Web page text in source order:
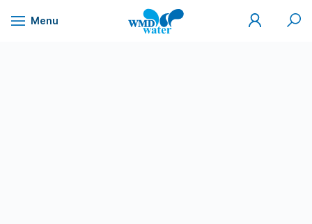
Naar
Menu
WMD
Drinkwater
Mijn
WMD
Zoek